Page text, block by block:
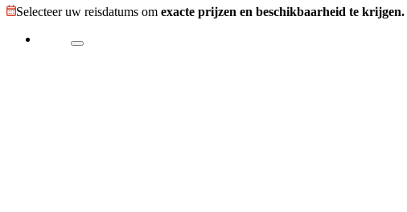
Selecteer uw reisdatums om exacte prijzen en beschikbaarheid te krijgen.